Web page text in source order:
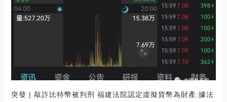
突發 | 敲詐比特幣被判刑 福建法院認定虛擬貨幣為財產:據法